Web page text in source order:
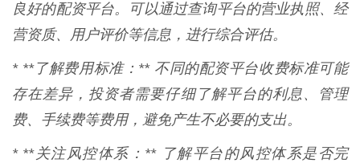
良好的配资平台。可以通过查询平台的营业执照、经
营资质、用户评价等信息，进行综合评估。
* **了解费用标准：** 不同的配资平台收费标准可能
存在差异，投资者需要仔细了解平台的利息、管理
费、手续费等费用，避免产生不必要的支出。
* **关注风控体系：** 了解平台的风控体系是否完